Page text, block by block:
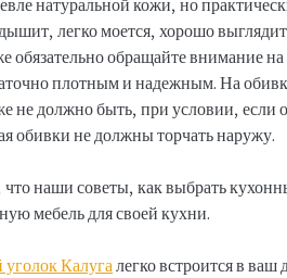
натуральной кожи, но
легко моется, хорошо
обязательно обращайте внимание
плотным и надежным. На
не должно быть, при условии, если
обивки не должны торчать наружу.
наши советы, как выбрать
мебель для своей кухни.
Калугалегко встроится в ваш